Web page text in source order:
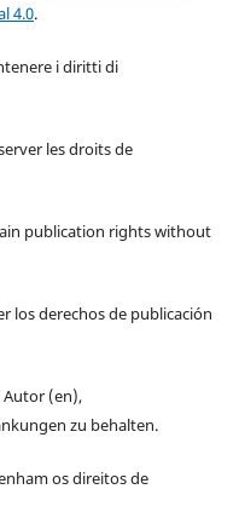
4.0.
i diritti di
les droits de
publication rights without
los derechos de publicación
Autor (en),
zu behalten.
os direitos de